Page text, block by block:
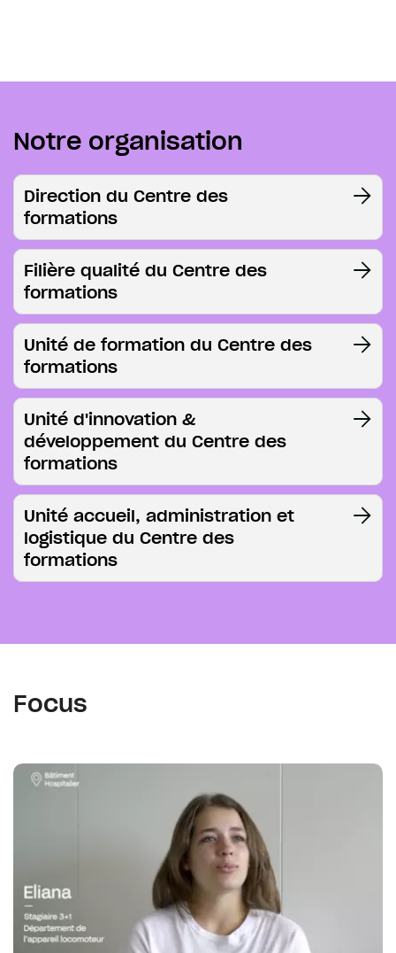
Notre organisation
Direction du Centre des
formations
Filière qualité du Centre des
formations
Unité de formation du Centre des
formations
Unité d'innovation &
développement du Centre des
formations
Unité accueil, administration et
logistique du Centre des
formations
Focus